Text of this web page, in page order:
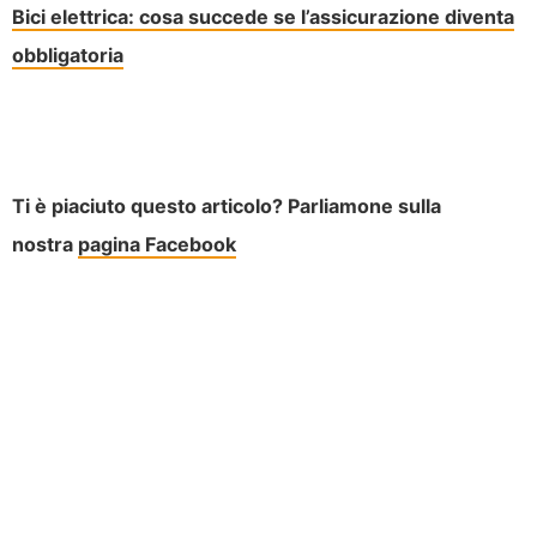
Bici elettrica: cosa succede se l’assicurazione diventa
obbligatoria
Ti è piaciuto questo articolo? Parliamone sulla
nostra pagina Facebook